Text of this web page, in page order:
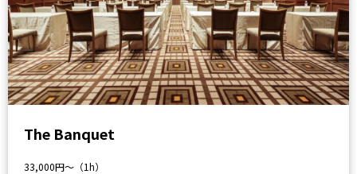
The Banquet
33,000円〜（1h）